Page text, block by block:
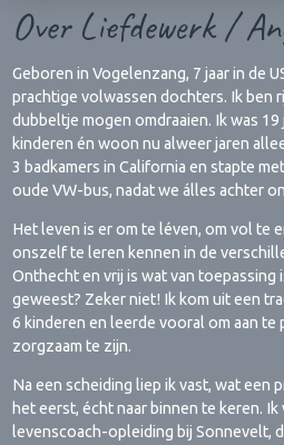
Over Liefdewerk /
Geboren in Vogelenzang, 7 jaar in de
prachtige volwassen dochters. Ik ben
dubbeltje mogen omdraaien. Ik was 19
kinderen én woon nu alweer jaren
3 badkamers in California en stapte
oude VW-bus, nadat we álles achter
Het leven is er om te léven, om vol te
onszelf te leren kennen in de
Onthecht en vrij is wat van toepassing
geweest? Zeker niet! Ik kom uit een
6 kinderen en leerde vooral om aan te
zorgzaam te zijn.
Na een scheiding liep ik vast, wat een
het eerst, écht naar binnen te keren.
levenscoach-opleiding bij Sonnevelt,